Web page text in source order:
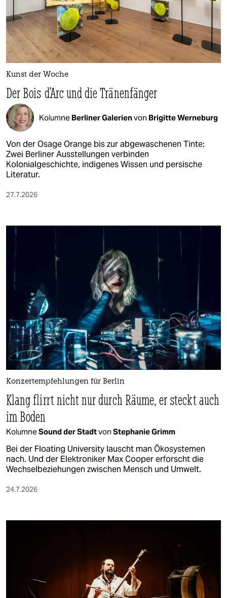
Kunst der Woche
Der Bois d’Arc und die Tränenfänger
Kolumne Berliner Galerienvon Brigitte Werneburg
Von der Osage Orange bis zur abgewaschenen Tinte:
Zwei Berliner Ausstellungen verbinden
Kolonialgeschichte, indigenes Wissen und persische
Literatur.
27.7.2026
Konzertempfehlungen für Berlin
Klang flirrt nicht nur durch Räume, er steckt auch
im Boden
KolumneSound der Stadtvon Stephanie Grimm
Bei der Floating University lauscht man Ökosystemen
nach. Und der Elektroniker Max Cooper erforscht die
Wechselbeziehungen zwischen Mensch und Umwelt.
24.7.2026